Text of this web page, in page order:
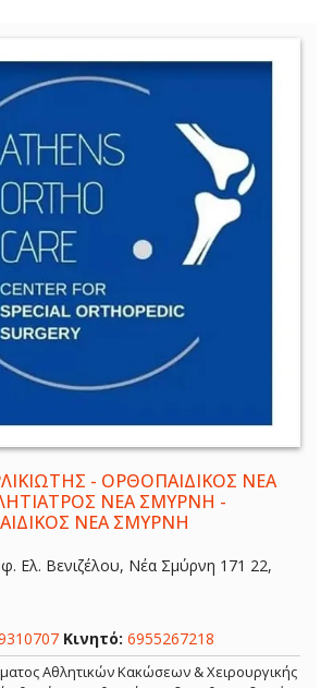
- ΟΡΘΟΠΑΙΔΙΚΟΣ ΝΕΑ
ΝΕΑ ΣΜΥΡΝΗ -
ΝΕΑ ΣΜΥΡΝΗ
Ελ. Βενιζέλου, Νέα Σμύρνη 171 22,
Κινητό: 6955267218
Αθλητικών Κακώσεων & Χειρουργικής